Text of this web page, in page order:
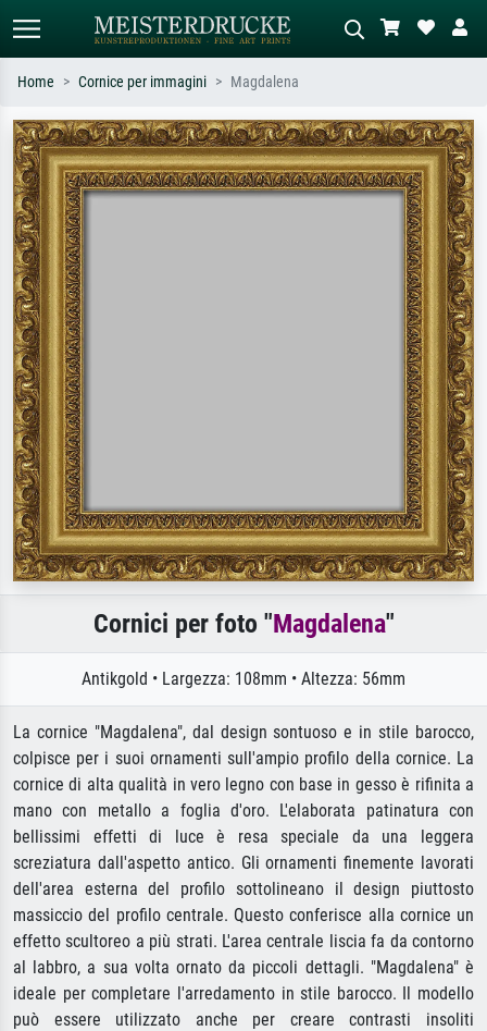
Ricerca standard Ricerca immagini AI
Cerca per artista, titolo o stile – es.
Monet, Notte stellata,
Impressionismo, onda di Hokusai,
Descrivi la scena – es. prato verde,
astratto con molto rosso, dipinto a
olio scuro, nudo in piedi vicino a un
Home Cornice per immagini Magdalena
Cornici per foto "Magdalena"
Antikgold • Largezza: 108mm • Altezza: 56mm
La cornice "Magdalena", dal design sontuoso e in stile barocco,
colpisce per i suoi ornamenti sull'ampio profilo della cornice. La
cornice di alta qualità in vero legno con base in gesso è rifinita a
mano con metallo a foglia d'oro. L'elaborata patinatura con
bellissimi effetti di luce è resa speciale da una leggera
screziatura dall'aspetto antico. Gli ornamenti finemente lavorati
dell'area esterna del profilo sottolineano il design piuttosto
massiccio del profilo centrale. Questo conferisce alla cornice un
effetto scultoreo a più strati. L'area centrale liscia fa da contorno
al labbro, a sua volta ornato da piccoli dettagli. "Magdalena" è
ideale per completare l'arredamento in stile barocco. Il modello
può essere utilizzato anche per creare contrasti insoliti